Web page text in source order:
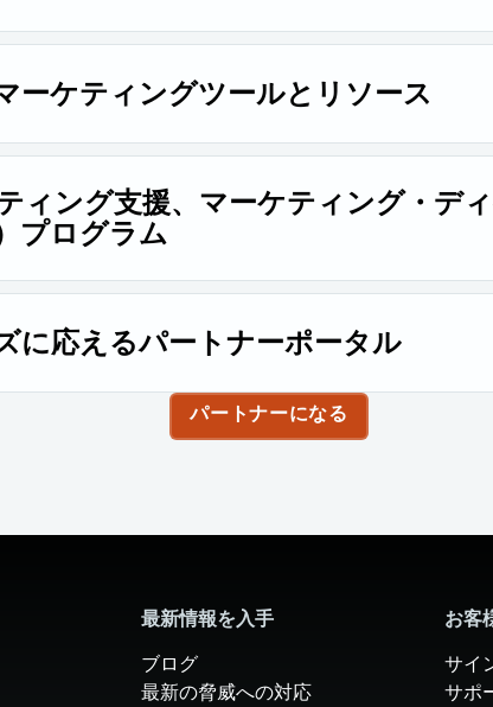
トレーニングしよう！お客様により効果的なサポート
スを受講したり、ブートキャンプに参加することができま
ーケティングツールとリソース
a-box やその他のツール・リソースを活用し、展開
ィング支援、マーケティング・デ
プログラム
同出資型の MDF プログラムを活用して、リードジェ
図れます。
に応えるパートナーポータル
、技術リソースの提供、案件管理、そしてRapid7営業チ
たパートナーポータルをぜひご活用ください。
パートナーになる
最新情報を入手
ブログ
最新の脅威への対応
お客
サイ
サポ